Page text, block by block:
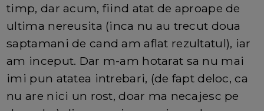
timp, dar acum, fiind atat de aproape de
ultima nereusita (inca nu au trecut doua
saptamani de cand am aflat rezultatul), iar
am inceput. Dar m-am hotarat sa nu mai
imi pun atatea intrebari, (de fapt deloc, ca
nu are nici un rost, doar ma necajesc pe